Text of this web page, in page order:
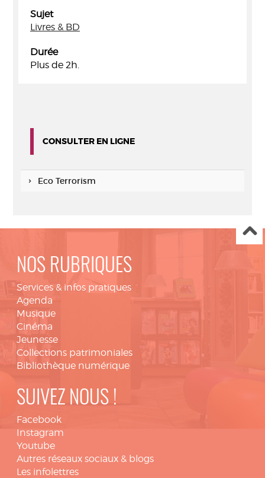
Sujet
Livres & BD
Durée
Plus de 2h.
CONSULTER EN LIGNE
Eco Terrorism
NOS RUBRIQUES
Services & infos pratiques
Agenda
Musique
Cinéma
Jeunesse
Collections patrimoniales
Bibliothèque numérique
SUIVEZ NOUS !
Facebook
Instagram
Youtube
Autres réseaux sociaux & blogs
Les infolettres